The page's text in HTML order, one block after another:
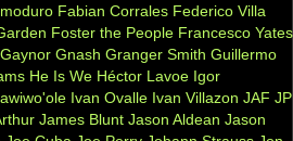
Fabian Corrales Federico Villa
Foster the People Francesco Yates
Gnash Granger Smith Guillermo
He Is We Héctor Lavoe Igor
Ivan Ovalle Ivan Villazon JAF JP
James Blunt Jason Aldean Jason